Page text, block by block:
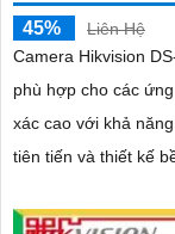
45%
Liên Hệ
Camera Hikvision
phù hợp cho các
xác cao với khả
tiên tiến và thiết kế